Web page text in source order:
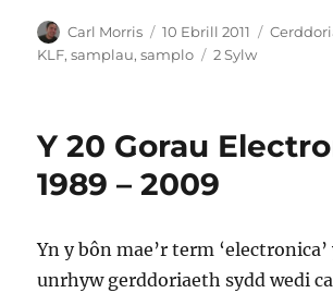
Awdur
Carl Morris
Cofnodwyd
ar
10 Ebrill 2011
KLF,samplau,samplo 2 Sylwar
KLF,
Y 20 Gorau
1989 – 2009
Yn y bôn mae’r term
unrhyw gerddoriaeth sydd wedi